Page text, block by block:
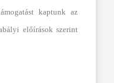
kaptunk az
előírások szerint